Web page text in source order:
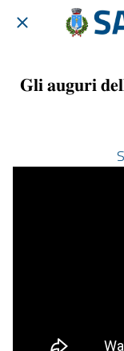
𝐆𝐥𝐢 𝐚𝐮𝐠𝐮𝐫𝐢